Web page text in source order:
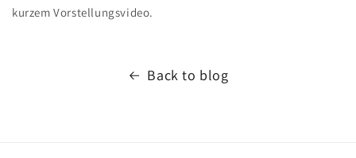
kurzem Vorstellungsvideo.
Back to blog